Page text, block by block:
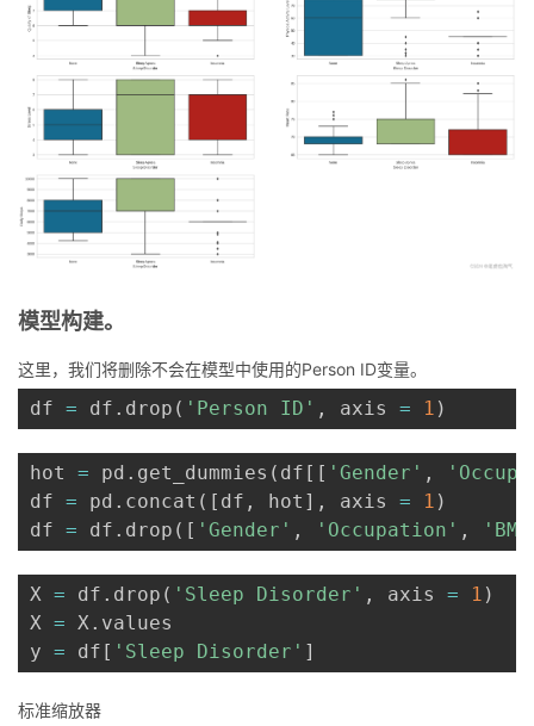
模型构建。
这里，我们将删除不会在模型中使用的Person ID变量。
df = df . drop ( 'Person ID' , axis = 1 )
hot = pd . get_dummies ( df [ [ 'Gender' ,
df = pd . concat ( [ df , hot ] , axis = 1 )
df = df . drop ( [ 'Gender' , 'Occupation' ,
X = df . drop ( 'Sleep Disorder' , axis = 1 )
X = X . values
y = df [ 'Sleep Disorder' ]
标准缩放器